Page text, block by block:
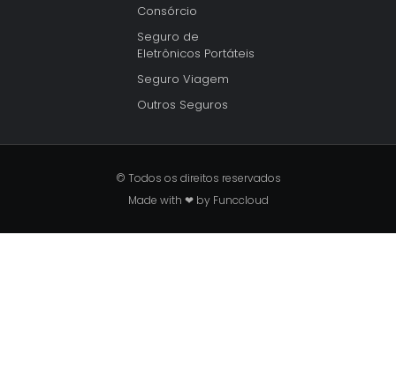
Consórcio
Seguro de
Eletrônicos Portáteis
Seguro Viagem
Outros Seguros
© Todos os direitos reservados
Made with ❤ by Funccloud